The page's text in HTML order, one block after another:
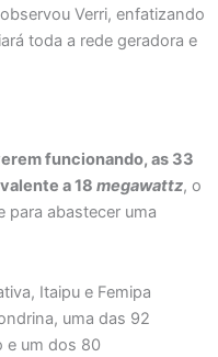
Verri, enfatizando
toda a rede geradora e
funcionando, as 33
a 18 megawattz, o
para abastecer uma
Itaipu e Femipa
uma das 92
e um dos 80